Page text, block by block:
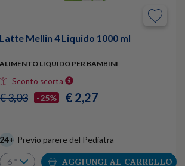
Latte Mellin 4 Liquido 1000 ml
ALIMENTO LIQUIDO PER BAMBINI
Sconto scorta
€ 3,03 -25% € 2,27
24+ Previo parere del Pediatra
AGGIUNGI AL CARRELLO